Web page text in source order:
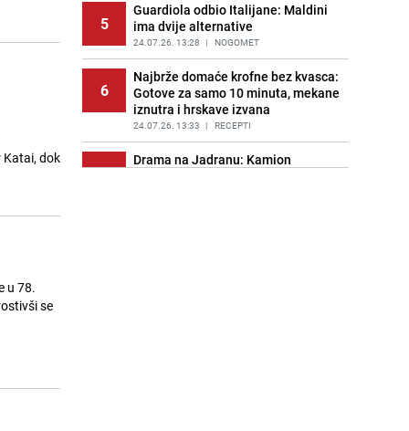
Katai, dok
u 78.
se
5
Guardiola odbio Italijane: Maldini
ima dvije alternative
24.07.26. 13:28 | NOGOMET
6
Najbrže domaće krofne bez kvasca:
Gotove za samo 10 minuta, mekane
iznutra i hrskave izvana
24.07.26. 13:33 | RECEPTI
7
Drama na Jadranu: Kamion